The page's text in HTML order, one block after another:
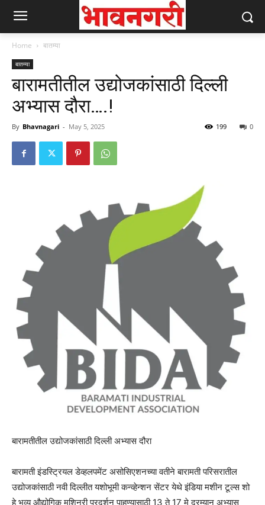
Home बातम्या
बातम्या
बारामतीतील उद्योजकांसाठी दिल्ली
अभ्यास दौरा….!
By Bhavnagari - May 5, 2025 0
199
बारामतीतील उद्योजकांसाठी दिल्ली अभ्यास दौरा
बारामती इंडस्ट्रियल डेव्हलपमेंट असोसिएशनच्या वतीने बारामती परिसरातील
उद्योजकांसाठी नवी दिल्लीत यशोभूमी कन्व्हेन्शन सेंटर येथे इंडिया मशीन टूल्स शो
हे भव्य औद्योगिक मशिनरी प्रदर्शन पाहण्यासाठी 13 ते 17 मे दरम्यान अभ्यास